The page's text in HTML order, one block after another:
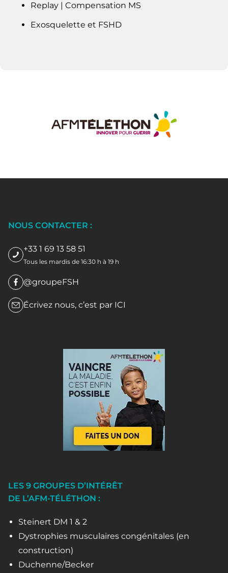
Replay | Compensation MS
Exosquelette et FSHD
NOUS CONTACTER :
+33 1 69 13 58 51
Tous les mardis de 16:30 h à 19 h
@groupeFSH
Écrivez nous, c’est par ICI
LES 9 GROUPES D’INTÉRÊT
DE L’AFM-TÉLÉTHON :
Steinert DM 1 & 2
Dystrophies musculaires congénitales (en
construction)
Duchenne/Becker